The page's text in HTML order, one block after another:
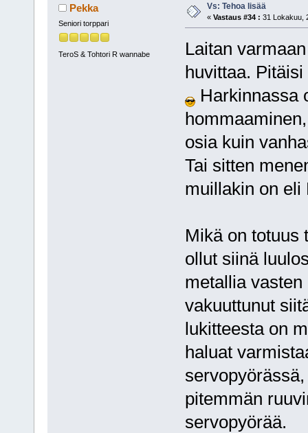
Pekka
Seniori torppari
TeroS & Tohtori R wannabe
Vs: Tehoa lisää
« Vastaus #34 : 31 Lokakuu,
Laitan
huvittaa.
Harkinnassa
osia kuin
Tai sitten
muillakin on eli
Mikä on totuus
ollut siinä
metallia
vakuuttunut
lukitteesta on
haluat
pitemmän
servopyörää.